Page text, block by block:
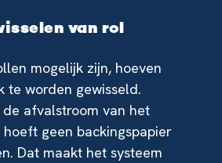
van rol
mogelijk zijn, hoeven
te worden gewisseld.
afvalstroom van het
hoeft geen backingspapier
Dat maakt het systeem